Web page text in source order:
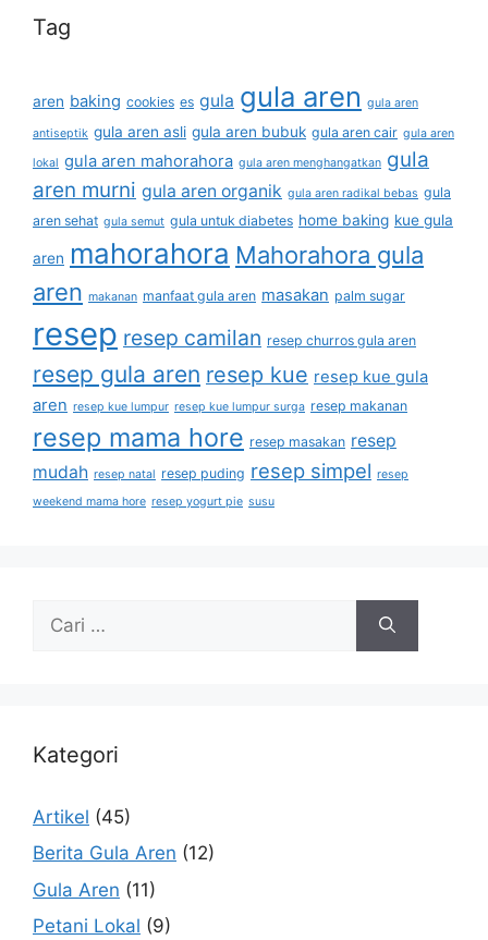
Tag
aren baking cookies es gula gula aren gula aren
antiseptik gula aren asli gula aren bubuk gula aren cair gula aren
lokal gula aren mahorahora gula aren menghangatkan gula
aren murni gula aren organik gula aren radikal bebas gula
aren sehat gula semut gula untuk diabetes home baking kue gula
aren mahorahora Mahorahora gula
aren makanan manfaat gula aren masakan palm sugar
resep resep camilan resep churros gula aren
resep gula aren resep kue resep kue gula
aren resep kue lumpur resep kue lumpur surga resep makanan
resep mama hore resep masakan resep
mudah resep natal resep puding resep simpel resep
weekend mama hore resep yogurt pie susu
Kategori
Artikel (45)
Berita Gula Aren (12)
Gula Aren (11)
Petani Lokal (9)